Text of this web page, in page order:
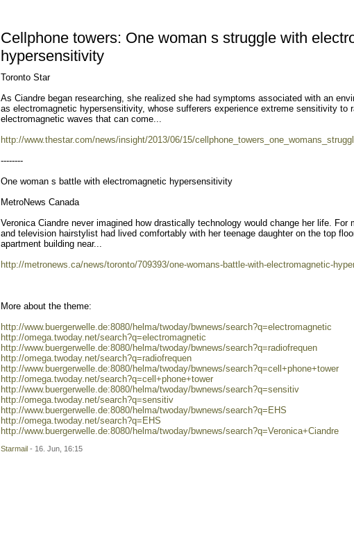
Cellphone towers: One woman s struggle with
hypersensitivity
Toronto Star
As Ciandre began researching, she realized she had symptoms associated with an
as electromagnetic hypersensitivity, whose sufferers experience extreme sensitivity to
electromagnetic waves that can come...
http://www.thestar.com/news/insight/2013/06/15/
--------
One woman s battle with electromagnetic hypersensitivity
MetroNews Canada
Veronica Ciandre never imagined how drastically technology would change her life. For
and television hairstylist had lived comfortably with her teenage daughter on the top
apartment building near...
http://metronews.ca/news/toronto/709393/one-womans-battle-with-electromagnetic-
More about the theme:
http://www.buergerwelle.de:8080/helma/twoday/bwnews/search?q=electromagnetic
http://omega.twoday.net/search?q=electromagnetic
http://www.buergerwelle.de:8080/helma/twoday/bwnews/search?q=radiofrequen
http://omega.twoday.net/search?q=radiofrequen
http://www.buergerwelle.de:8080/helma/twoday/bwnews/search?q=cell+phone+tower
http://omega.twoday.net/search?q=cell+phone+tower
http://www.buergerwelle.de:8080/helma/twoday/bwnews/search?q=sensitiv
http://omega.twoday.net/search?q=sensitiv
http://www.buergerwelle.de:8080/helma/twoday/bwnews/search?q=EHS
http://omega.twoday.net/search?q=EHS
http://www.buergerwelle.de:8080/helma/twoday/bwnews/search?q=Veronica+Ciandre
Starmail - 16. Jun, 16:15